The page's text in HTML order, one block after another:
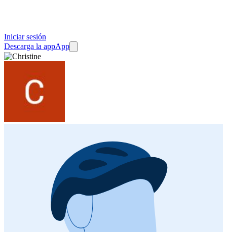
Iniciar sesión
Descarga la appApp